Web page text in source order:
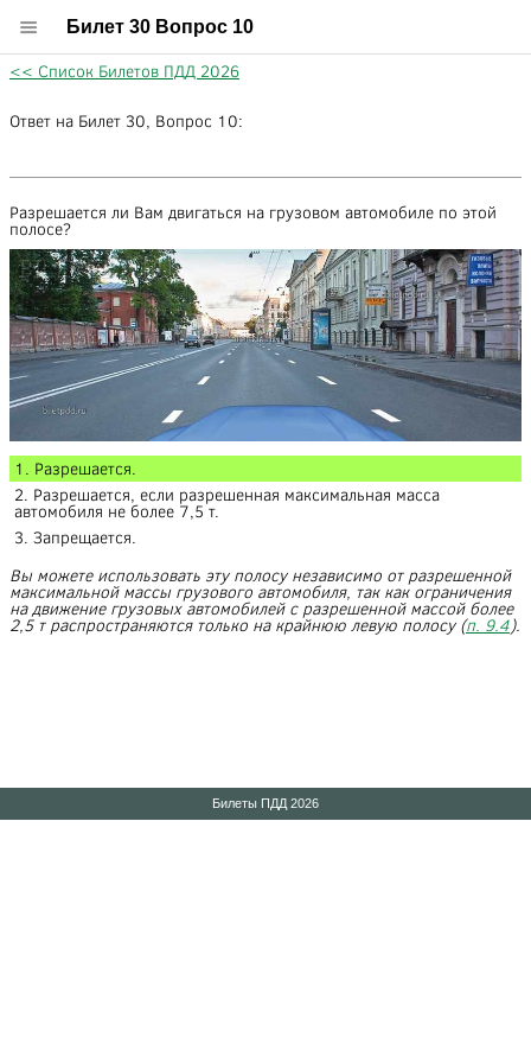
Билет 30 Вопрос 10
<< Список Билетов ПДД 2026
Ответ на Билет 30, Вопрос 10:
Разрешается ли Вам двигаться на грузовом автомобиле по этой
полосе?
1. Разрешается.
2. Разрешается, если разрешенная максимальная масса
автомобиля не более 7,5 т.
3. Запрещается.
Вы можете использовать эту полосу независимо от разрешенной
максимальной массы грузового автомобиля, так как ограничения
на движение грузовых автомобилей с разрешенной массой более
2,5 т распространяются только на крайнюю левую полосу (п. 9.4).
Билеты ПДД 2026